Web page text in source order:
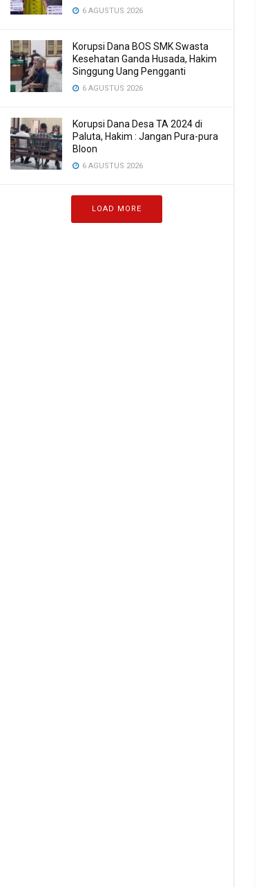
6 AGUSTUS 2026
Korupsi Dana BOS SMK Swasta
Kesehatan Ganda Husada, Hakim
Singgung Uang Pengganti
6 AGUSTUS 2026
Korupsi Dana Desa TA 2024 di
Paluta, Hakim : Jangan Pura-pura
Bloon
6 AGUSTUS 2026
LOAD MORE